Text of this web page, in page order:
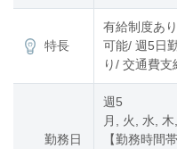
特長
有給制度あ
可能/ 週5日
り/ 交通費
勤務日
週5
月, 火, 水,
【勤務時間